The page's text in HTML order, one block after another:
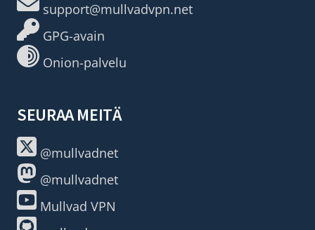
support@mullvadvpn.net
GPG-avain
Onion-palvelu
SEURAA MEITÄ
@mullvadnet
@mullvadnet
Mullvad VPN